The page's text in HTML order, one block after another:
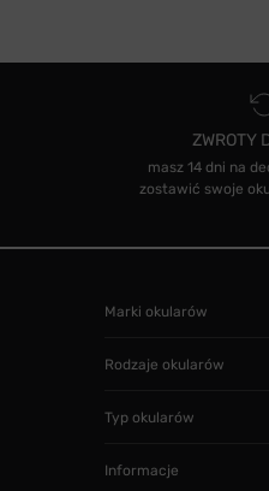
ZWROTY
masz 14 dni na
zostawić swoje
Marki okularów
Rodzaje okularów
Typ okularów
Informacje